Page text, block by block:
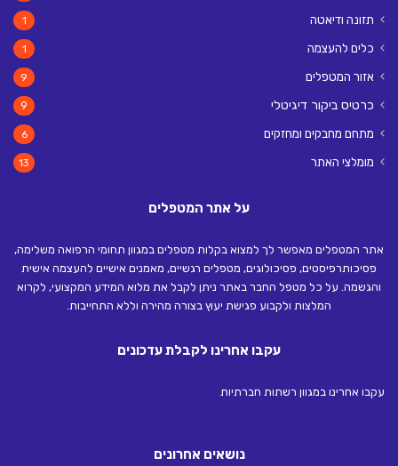
תזונה ודיאטה 1
כלים להעצמה 1
אזור המטפלים 9
כרטיס ביקור דיגיטלי 9
מתחם מחבקים ומחזקים 6
מומלצי האתר 13
על אתר המטפלים
אתר המטפלים מאפשר לך למצוא בקלות מטפלים במגוון תחומי הרפואה משלימה,
פסיכותרפיסטים, פסיכולוגים, מטפלים רגשיים, מאמנים אישיים להעצמה אישית
והגשמה. על כל מטפל החבר באתר ניתן לקבל את מלוא המידע המקצועי, לקרוא
המלצות ולקבוע פגישת יעוץ בצורה מהירה וללא התחייבות.
עקבו אחרינו לקבלת עדכונים
עקבו אחרינו במגוון רשתות חברתיות
נושאים אחרונים